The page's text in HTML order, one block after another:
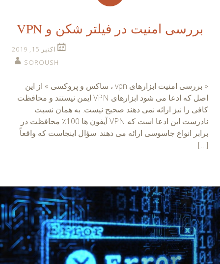
بررسی امنیت در فیلتر شکن و VPN
اکتبر 15, 2019
SOROUSH
« بررسی امنیت ابزارهای vpn ، ساکس و پروکسی » از این
اصل که ادعا می شود ابزارهای VPN ایمن نیستند و محافظت
کافی را نیز ارائه نمی دهند صحیح نیست. به همان نسبت
نادرست این ادعا است که VPN آیفون ها 100٪ محافظت در
برابر انواع جاسوسی ارائه می دهند. سؤال اینجاست که واقعاً
[…]